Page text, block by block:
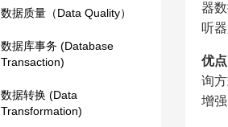
数据质量（Data Quality）
数据库事务 (Database
Transaction)
数据转换 (Data
Transformation)
器
听
优
询
增